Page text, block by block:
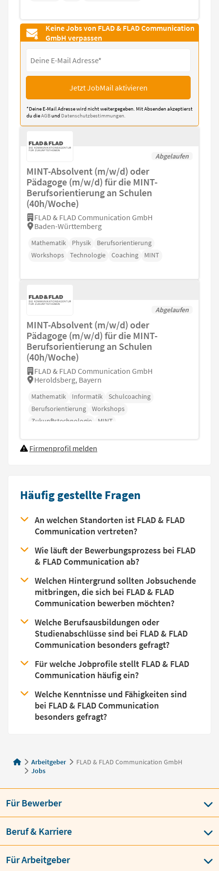
Keine Jobs von FLAD & FLAD Communication
GmbH verpassen
Jetzt JobMail aktivieren
*Deine E-Mail Adresse wird nicht weitergegeben. Mit Absenden akzeptierst
du dieAGBund Datenschutzbestimmungen.
Abgelaufen
MINT-Absolvent (m/w/d) oder
Pädagoge (m/w/d) für die MINT-
Berufsorientierung an Schulen
(40h/Woche)
FLAD & FLAD Communication GmbH
Baden-Württemberg
Mathematik Physik
Berufsorientierung
Workshops
Technologie Coaching MINT
Abgelaufen
MINT-Absolvent (m/w/d) oder
Pädagoge (m/w/d) für die MINT-
Berufsorientierung an Schulen
(40h/Woche)
FLAD & FLAD Communication GmbH
Heroldsberg, Bayern
Mathematik Informatik
Schulcoaching
Berufsorientierung
Workshops
Zukunftstechnologie
MINT
Firmenprofil melden
Häufig gestellte Fragen
An welchen Standorten ist FLAD & FLAD
Communication vertreten?
Wie läuft der Bewerbungsprozess bei FLAD
& FLAD Communication ab?
Welchen Hintergrund sollten Jobsuchende
mitbringen, die sich bei FLAD & FLAD
Communication bewerben möchten?
Welche Berufsausbildungen oder
Studienabschlüsse sind bei FLAD & FLAD
Communication besonders gefragt?
Für welche Jobprofile stellt FLAD & FLAD
Communication häufig ein?
Welche Kenntnisse und Fähigkeiten sind
bei FLAD & FLAD Communication
besonders gefragt?
Arbeitgeber
FLAD & FLAD Communication GmbH
Jobs
Für Bewerber
Beruf & Karriere
Für Arbeitgeber